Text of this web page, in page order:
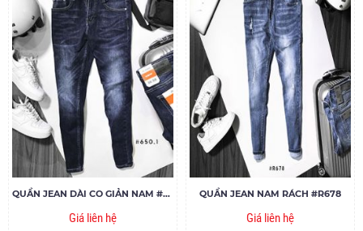
QUẦN JEAN DÀI CO GIẢN NAM #650
Giá liên hệ
QUẦN JEAN NAM RÁCH #R678
Giá liên hệ